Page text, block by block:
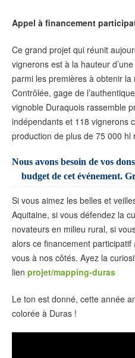
Appel à financement
Ce grand projet qui réunit
vignerons est à la hauteur
parmi les premières à obtenir la
Contrôlée, gage de
vignoble Duraquois rassemble
indépendants et 118 vignerons
production de plus de 75 000 hl
Nous avons besoin de vos
budget de cet événement.
Si vous aimez les belles et
Aquitaine, si vous défendez la
novateurs en milieu rural, si
alors ce financement
vous à nos côtés. Ayez la
lien projet/mapping-duras
Le ton est donné, cette année
colorée à Duras !